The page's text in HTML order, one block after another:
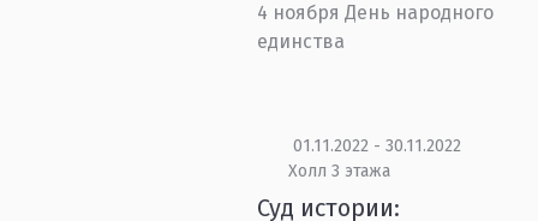
4 ноября День народного
единства
01.11.2022 - 30.11.2022
Холл 3 этажа
Суд истории: